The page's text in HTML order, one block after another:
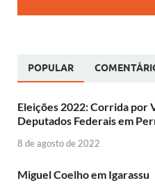
POPULAR
Eleições 2022: Corrida por
Deputados Federais em
8 de agosto de 2022
Miguel Coelho em Igarassu